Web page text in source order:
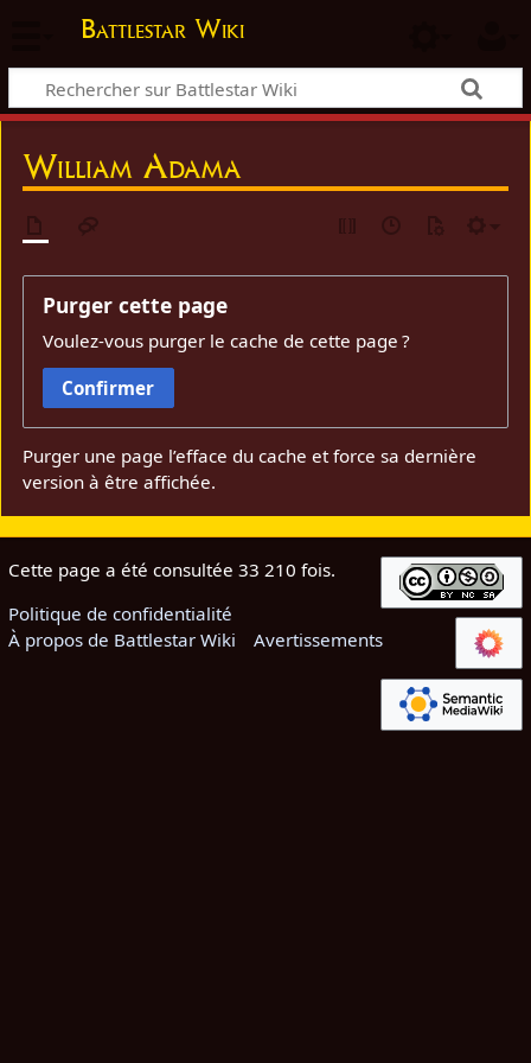
Battlestar Wiki
William Adama
Purger cette page
Voulez-vous purger le cache de cette page ?
Confirmer
Purger une page l’efface du cache et force sa dernière
version à être affichée.
Cette page a été consultée 33 210 fois.
Politique de confidentialité
À propos de Battlestar Wiki
Avertissements